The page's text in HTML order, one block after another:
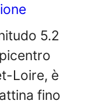
5.2
Loire, è
fino